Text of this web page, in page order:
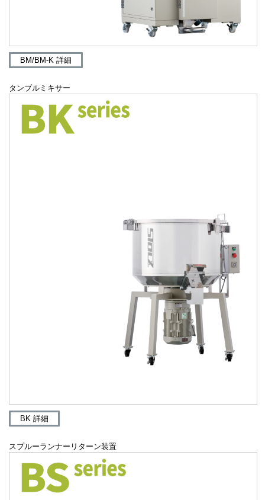
BM/BM-K 詳細
タンブルミキサー
BK 詳細
スプルーランナーリターン装置